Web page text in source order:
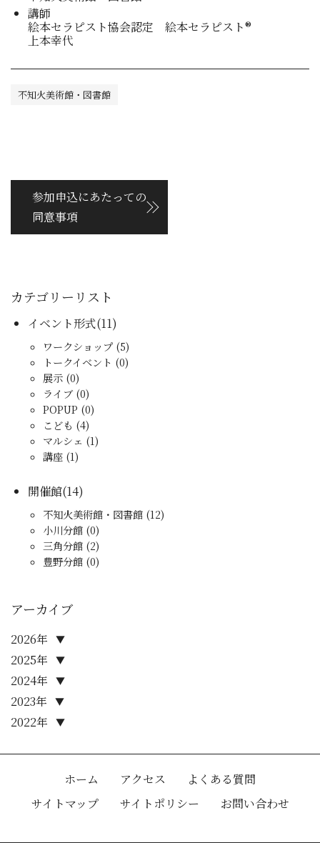
講師
絵本セラピスト協会認定 絵本セラピスト®
上本幸代
不知火美術館・図書館
参加申込にあたっての
同意事項
カテゴリーリスト
イベント形式(11)
ワークショップ (5)
トークイベント (0)
展示 (0)
ライブ (0)
POPUP (0)
こども (4)
マルシェ (1)
講座 (1)
開催館(14)
不知火美術館・図書館 (12)
小川分館 (0)
三角分館 (2)
豊野分館 (0)
アーカイブ
2022年 ▼
2023年 ▼
2024年 ▼
2025年 ▼
2026年 ▼
ホーム アクセス
よくある質問
サイトマップ
サイトポリシー お問い合わせ